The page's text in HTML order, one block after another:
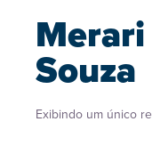
Souza
Exibindo um único